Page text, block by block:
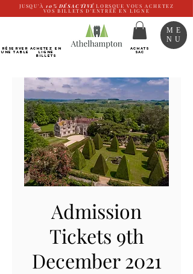
JUSQU'À 10% DÉSACTIVÉ LORSQUE VOUS ACHETEZ
VOS BILLETS D'ENTRÉE EN LIGNE
RÉSERVER
UNE TABLE
Achetez EN
LIGNE
Billets
ACHATS
SAC
ME
NU
Admission
Tickets 9th
December 2021